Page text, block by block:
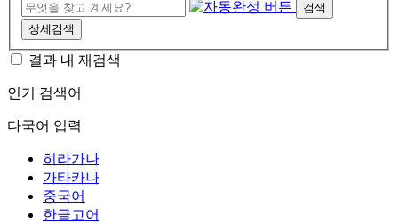
검색
상세검색
결과 내 재검색
인기 검색어
다국어 입력
히라가나
가타카나
중국어
한글고어